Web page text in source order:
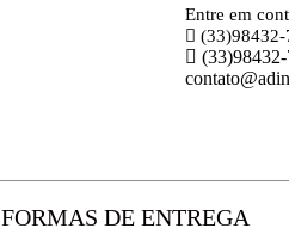
Entre em
(33)98432-
FORMAS DE ENTREGA